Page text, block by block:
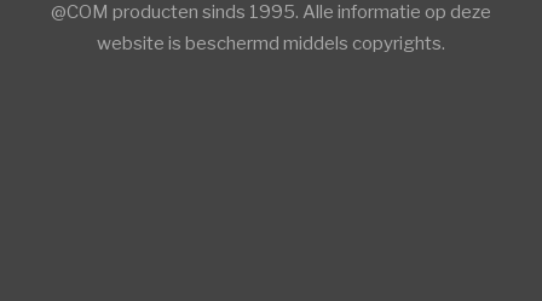
@COM producten sinds 1995. Alle informatie op deze
website is beschermd middels copyrights.